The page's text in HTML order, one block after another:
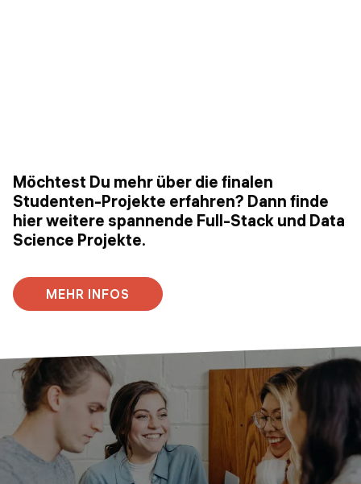
Möchtest Du mehr über die finalen
Studenten-Projekte erfahren? Dann finde
hier weitere spannende Full-Stack und Data
Science Projekte.
MEHR INFOS